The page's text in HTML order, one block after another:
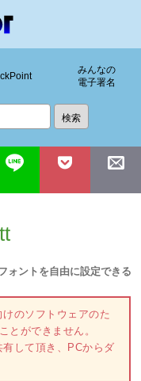
みんなの
電子署名
ォントを自由に設定できる
のソフトウェアのた
とができません。
して頂き、PCからダ